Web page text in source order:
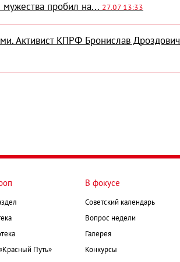
мужества пробил на... 27.07 13:33
Активист КПРФ Бронислав Дроздович
«Красный Путь»
В фокусе
Советский календарь
Вопрос недели
Галерея
Конкурсы